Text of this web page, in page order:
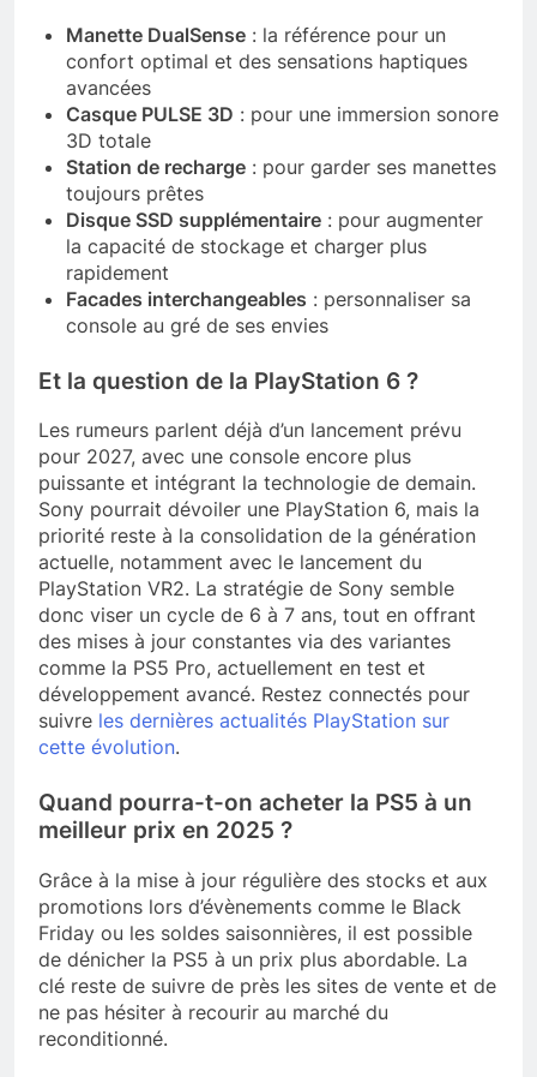
Manette DualSense : la référence pour un
confort optimal et des sensations haptiques
avancées
Casque PULSE 3D : pour une immersion sonore
3D totale
Station de recharge : pour garder ses manettes
toujours prêtes
Disque SSD supplémentaire : pour augmenter
la capacité de stockage et charger plus
rapidement
Facades interchangeables : personnaliser sa
console au gré de ses envies
Et la question de la PlayStation 6 ?
Les rumeurs parlent déjà d’un lancement prévu
pour 2027, avec une console encore plus
puissante et intégrant la technologie de demain.
Sony pourrait dévoiler une PlayStation 6, mais la
priorité reste à la consolidation de la génération
actuelle, notamment avec le lancement du
PlayStation VR2. La stratégie de Sony semble
donc viser un cycle de 6 à 7 ans, tout en offrant
des mises à jour constantes via des variantes
comme la PS5 Pro, actuellement en test et
développement avancé. Restez connectés pour
suivre les dernières actualités PlayStation sur
cette évolution.
Quand pourra-t-on acheter la PS5 à un
meilleur prix en 2025 ?
Grâce à la mise à jour régulière des stocks et aux
promotions lors d’évènements comme le Black
Friday ou les soldes saisonnières, il est possible
de dénicher la PS5 à un prix plus abordable. La
clé reste de suivre de près les sites de vente et de
ne pas hésiter à recourir au marché du
reconditionné.